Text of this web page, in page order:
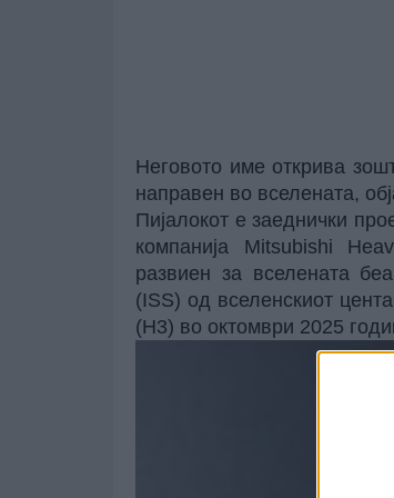
Неговото име открива
направен во вселената,
Пијалокот е заеднички
компанија Mitsubishi
развиен за вселената
(ISS) од вселенскиот
(H3) во октомври 2025